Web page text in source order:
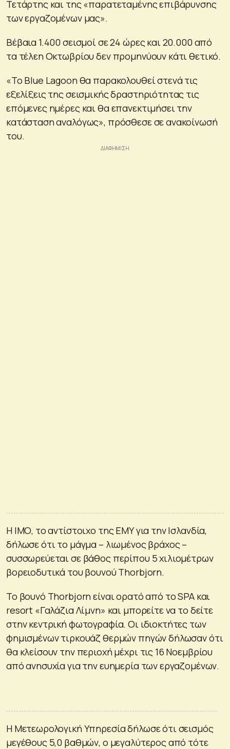
Τετάρτης και της «παρατεταμένης επιβάρυνσης
των εργαζομένων μας».
Βέβαια 1.400 σεισμοί σε 24 ώρες και 20.000 από
τα τέλεη Οκτωβρίου δεν προμηνύουν κάτι θετικό.
«Το Blue Lagoon θα παρακολουθεί στενά τις
εξελίξεις της σεισμικής δραστηριότητας τις
επόμενες ημέρες και θα επανεκτιμήσει την
κατάσταση αναλόγως», πρόσθεσε σε ανακοίνωσή
του.
Η ΙΜΟ, το αντίστοιχο της ΕΜΥ για την Ισλανδία,
δήλωσε ότι το μάγμα – λιωμένος βράχος –
συσσωρεύεται σε βάθος περίπου 5 χιλιομέτρων
βορειοδυτικά του βουνού Thorbjorn.
Το βουνό Thorbjorn είναι ορατό από το SPA και
resort «Γαλάζια Λίμνη» και μπορείτε να το δείτε
στην κεντρική φωτογραφία. Οι ιδιοκτήτες των
φημισμένων τιρκουάζ θερμών πηγών δήλωσαν ότι
θα κλείσουν την περιοχή μέχρι τις 16 Νοεμβρίου
από ανησυχία για την ευημερία των εργαζομένων.
Η Μετεωρολογική Υπηρεσία δήλωσε ότι σεισμός
μεγέθους 5,0 βαθμών, ο μεγαλύτερος από τότε